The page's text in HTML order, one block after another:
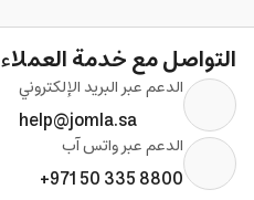
التواصل مع خدمة العملاء
الدعم عبر البريد الإلكتروني
help@jomla.sa
الدعم عبر واتس آب
+971 50 335 8800